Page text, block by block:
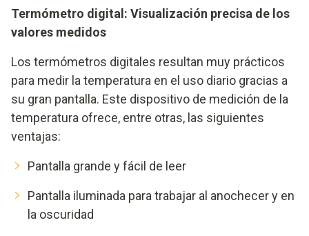
Termómetro digital: Visualización precisa de los
valores medidos
Los termómetros digitales resultan muy prácticos
para medir la temperatura en el uso diario gracias a
su gran pantalla. Este dispositivo de medición de la
temperatura ofrece, entre otras, las siguientes
ventajas:
Pantalla grande y fácil de leer
Pantalla iluminada para trabajar al anochecer y en
la oscuridad